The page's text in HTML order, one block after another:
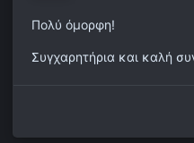
Πολύ όμορφη!
Συγχαρητήρια και καλή